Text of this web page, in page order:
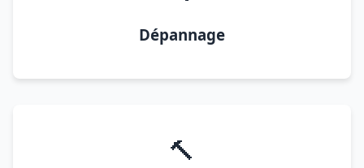
Dépannage
🔨